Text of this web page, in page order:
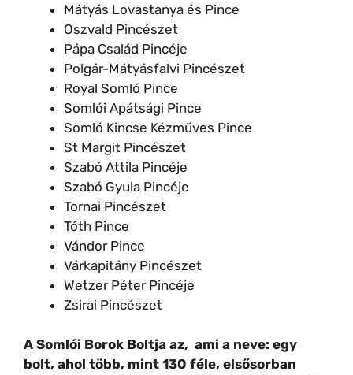
Mátyás Lovastanya és Pince
Oszvald Pincészet
Pápa Család Pincéje
Polgár-Mátyásfalvi Pincészet
Royal Somló Pince
Somlói Apátsági Pince
Somló Kincse Kézműves Pince
St Margit Pincészet
Szabó Attila Pincéje
Szabó Gyula Pincéje
Tornai Pincészet
Tóth Pince
Vándor Pince
Várkapitány Pincészet
Wetzer Péter Pincéje
Zsirai Pincészet
A Somlói Borok Boltja az, ami a neve: egy
bolt, ahol több, mint 130 féle, elsősorban